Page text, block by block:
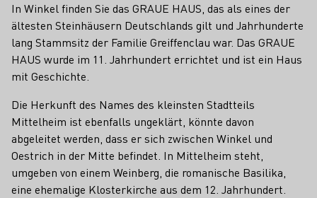
In Winkel finden Sie das GRAUE HAUS, das als eines der
ältesten Steinhäusern Deutschlands gilt und Jahrhunderte
lang Stammsitz der Familie Greiffenclau war. Das GRAUE
HAUS wurde im 11. Jahrhundert errichtet und ist ein Haus
mit Geschichte.
Die Herkunft des Names des kleinsten Stadtteils
Mittelheim ist ebenfalls ungeklärt, könnte davon
abgeleitet werden, dass er sich zwischen Winkel und
Oestrich in der Mitte befindet. In Mittelheim steht,
umgeben von einem Weinberg, die romanische Basilika,
eine ehemalige Klosterkirche aus dem 12. Jahrhundert.